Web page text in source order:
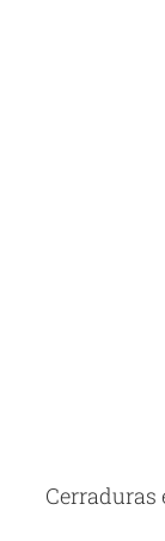
Cerraduras